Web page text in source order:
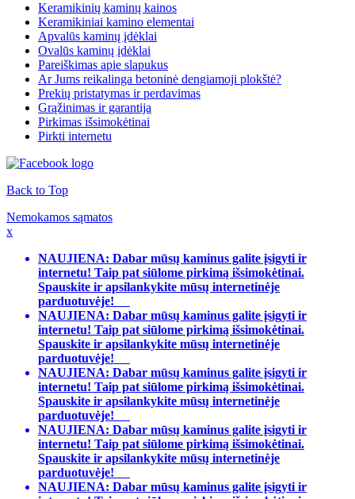
Keramikinių kaminų kainos
Keramikiniai kamino elementai
Apvalūs kaminų įdėklai
Ovalūs kaminų įdėklai
Pareiškimas apie slapukus
Ar Jums reikalinga betoninė dengiamoji plokštė?
Prekių pristatymas ir perdavimas
Grąžinimas ir garantija
Pirkimas išsimokėtinai
Pirkti internetu
Back to Top
Nemokamos sąmatos
x
NAUJIENA: Dabar mūsų kaminus galite įsigyti ir
internetu! Taip pat siūlome pirkimą išsimokėtinai.
Spauskite ir apsilankykite mūsų internetinėje
parduotuvėje!
NAUJIENA: Dabar mūsų kaminus galite įsigyti ir
internetu! Taip pat siūlome pirkimą išsimokėtinai.
Spauskite ir apsilankykite mūsų internetinėje
parduotuvėje!
NAUJIENA: Dabar mūsų kaminus galite įsigyti ir
internetu! Taip pat siūlome pirkimą išsimokėtinai.
Spauskite ir apsilankykite mūsų internetinėje
parduotuvėje!
NAUJIENA: Dabar mūsų kaminus galite įsigyti ir
internetu! Taip pat siūlome pirkimą išsimokėtinai.
Spauskite ir apsilankykite mūsų internetinėje
parduotuvėje!
NAUJIENA: Dabar mūsų kaminus galite įsigyti ir